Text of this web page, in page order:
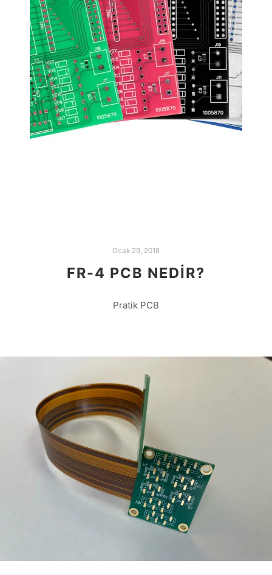
Ocak 29, 2018
FR-4 PCB NEDIR?
Pratik PCB